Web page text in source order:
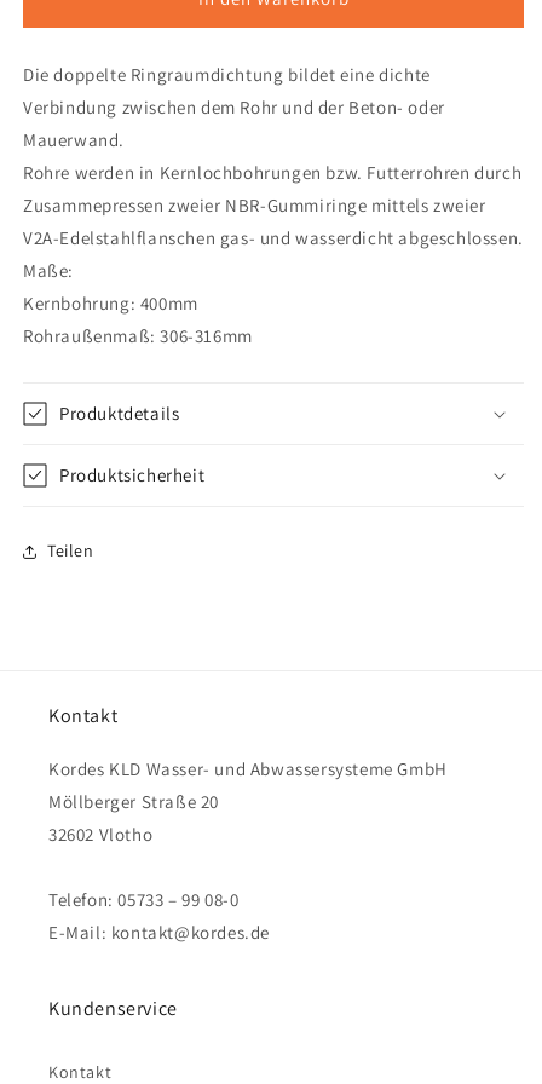
Confix
doppelt
DN300
Confix
doppelt
DN300
Die doppelte Ringraumdichtung bildet eine dichte
Verbindung zwischen dem Rohr und der Beton- oder
Mauerwand.
Rohre werden in Kernlochbohrungen bzw. Futterrohren durch
Zusammepressen zweier NBR-Gummiringe mittels zweier
V2A-Edelstahlflanschen gas- und wasserdicht abgeschlossen.
Maße:
Kernbohrung: 400mm
Rohraußenmaß: 306-316mm
Produktdetails
Produktsicherheit
Teilen
Kontakt
Kordes KLD Wasser- und Abwassersysteme GmbH
Möllberger Straße 20
32602 Vlotho
Telefon: 05733 – 99 08-0
E-Mail: kontakt@kordes.de
Kundenservice
Kontakt